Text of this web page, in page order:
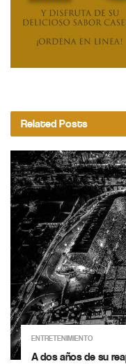
Related Posts
ENTRETENIMIENTO
A dos años de su